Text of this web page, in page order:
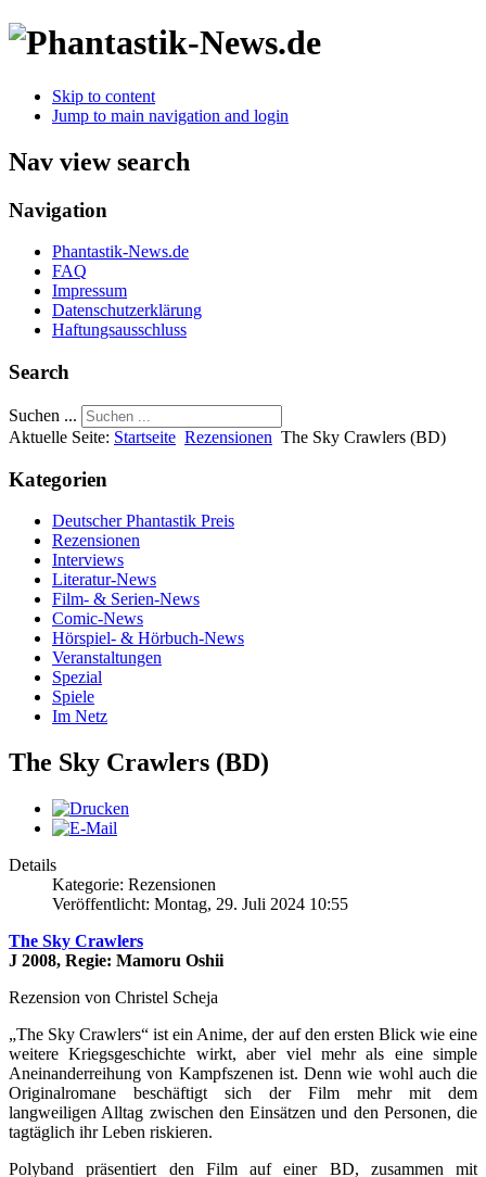
Skip to content
Jump to main navigation and login
Nav view search
Navigation
Phantastik-News.de
FAQ
Impressum
Datenschutzerklärung
Haftungsausschluss
Search
Suchen ...
Aktuelle Seite: Startseite Rezensionen The Sky Crawlers (BD)
Kategorien
Deutscher Phantastik Preis
Rezensionen
Interviews
Literatur-News
Film- & Serien-News
Comic-News
Hörspiel- & Hörbuch-News
Veranstaltungen
Spezial
Spiele
Im Netz
The Sky Crawlers (BD)
Details
Kategorie: Rezensionen
Veröffentlicht: Montag, 29. Juli 2024 10:55
The Sky Crawlers
J 2008, Regie: Mamoru Oshii
Rezension von Christel Scheja
„The Sky Crawlers“ ist ein Anime, der auf den ersten Blick wie eine
weitere Kriegsgeschichte wirkt, aber viel mehr als eine simple
Aneinanderreihung von Kampfszenen ist. Denn wie wohl auch die
Originalromane beschäftigt sich der Film mehr mit dem
langweiligen Alltag zwischen den Einsätzen und den Personen, die
tagtäglich ihr Leben riskieren.
Polyband präsentiert den Film auf einer BD, zusammen mit